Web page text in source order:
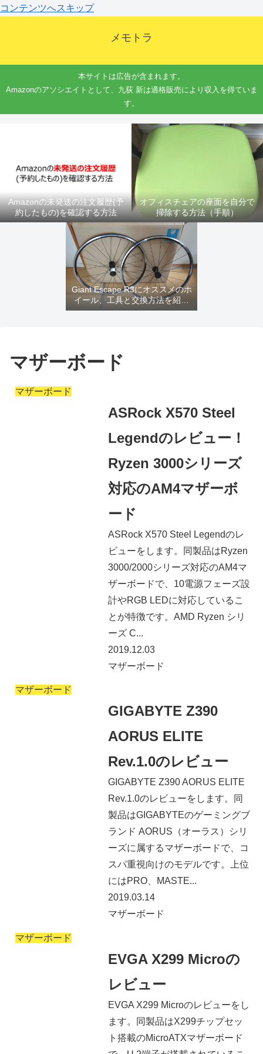
コンテンツへスキップ
メモトラ
本サイトは広告が含まれます。
Amazonのアソシエイトとして、九荻 新は適格販売により収入を得ていま
す。
Amazonの未発送の注文履歴(予
約したもの)を確認する方法
オフィスチェアの座面を自分で
掃除する方法（手順）
Giant Escape R3にオススメのホ
イール、工具と交換方法を紹介
するよ
マザーボード
マザーボード
ASRock X570 Steel
Legendのレビュー！
Ryzen 3000シリーズ
対応のAM4マザーボ
ード
ASRock X570 Steel Legendのレ
ビューをします。同製品はRyzen
3000/2000シリーズ対応のAM4マ
ザーボードで、10電源フェーズ設
計やRGB LEDに対応しているこ
とが特徴です。AMD Ryzen シリ
ーズ C...
2019.12.03
マザーボード
マザーボード
GIGABYTE Z390
AORUS ELITE
Rev.1.0のレビュー
GIGABYTE Z390 AORUS ELITE
Rev.1.0のレビューをします。同
製品はGIGABYTEのゲーミングブ
ランド AORUS（オーラス）シリ
ーズに属するマザーボードで、コ
スパ重視向けのモデルです。上位
にはPRO、MASTE...
2019.03.14
マザーボード
マザーボード
EVGA X299 Microの
レビュー
EVGA X299 Microのレビューをし
ます。同製品はX299チップセッ
ト搭載のMicroATXマザーボード